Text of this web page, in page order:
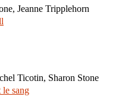
Jeanne Tripplehorn
Ticotin, Sharon Stone